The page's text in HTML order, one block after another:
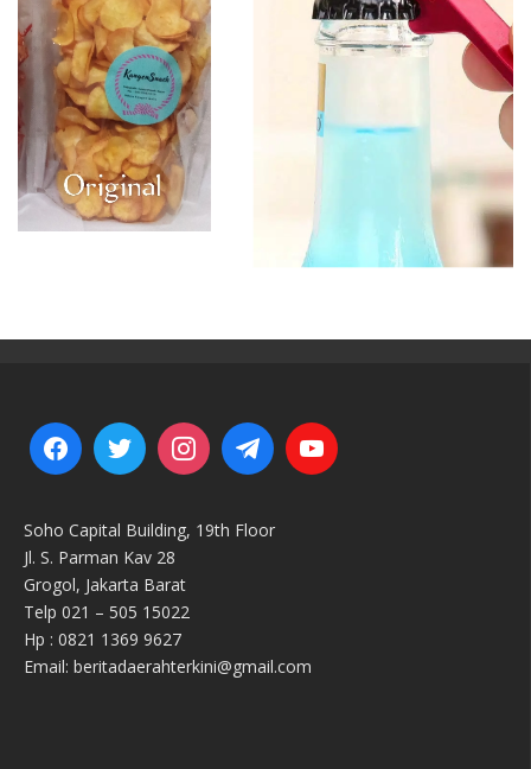
Soho Capital Building, 19th Floor
Jl. S. Parman Kav 28
Grogol, Jakarta Barat
Telp 021 – 505 15022
Hp : 0821 1369 9627
Email: beritadaerahterkini@gmail.com